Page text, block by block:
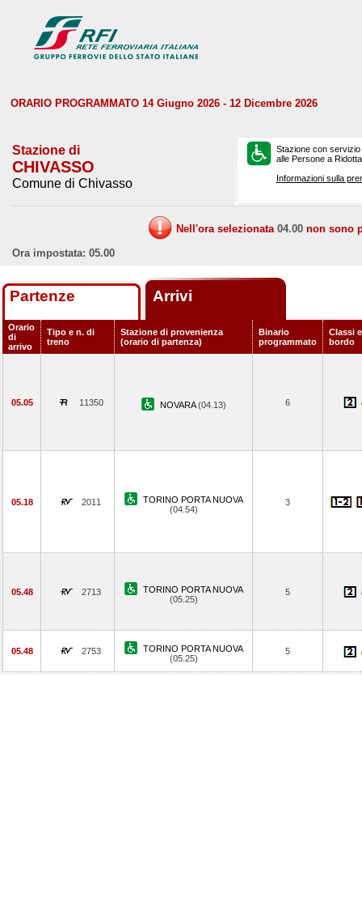
ORARIO PROGRAMMATO 14 Giugno 2026 - 12 Dicembre 2026
Stazione di
CHIVASSO
Comune di Chivasso
Stazione con
alle Persone a
Informazioni sulla
Nell'ora selezionata 04.00 non sono
Ora impostata: 05.00
Partenze Arrivi
Orario
di
arrivo
Tipo e n. di
treno
Stazione di provenienza
(orario di partenza)
Binario
programmato
Classi
bordo
05.05 11350 NOVARA(04.13) 6
05.18 2011
TORINO PORTA NUOVA
(04.54)
3
05.48 2713
TORINO PORTA NUOVA
(05.25)
5
05.48 2753
TORINO PORTA NUOVA
(05.25)
5